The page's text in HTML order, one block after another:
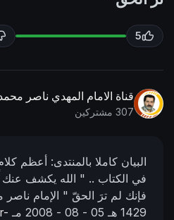
g
u
l
c
5
قناة الامام المهدي ناصر
307 مشتركين
البيان كاملا بالمنتدى: أعظم
في الكتاب .. " الله يكشف عنك
فإنك لم ترَ الحقّ " الإمام ناصر
1429 هـ
05 - 08 - 2008 مـ